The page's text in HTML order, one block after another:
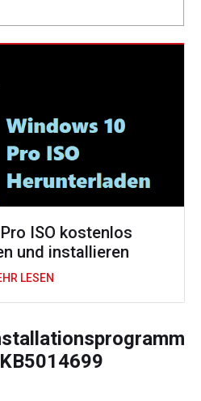
ISO kostenlos
und installieren
LESEN